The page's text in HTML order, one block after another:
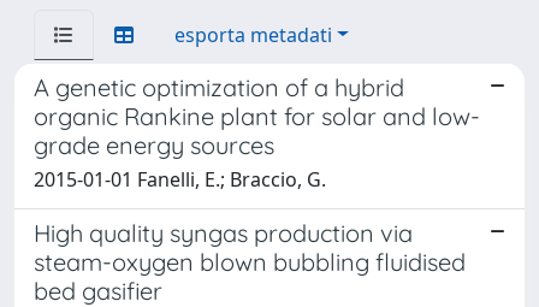
esporta metadati
A genetic optimization of a hybrid
organic Rankine plant for solar and low-
grade energy sources
2015-01-01 Fanelli, E.; Braccio, G.
High quality syngas production via
steam-oxygen blown bubbling fluidised
bed gasifier